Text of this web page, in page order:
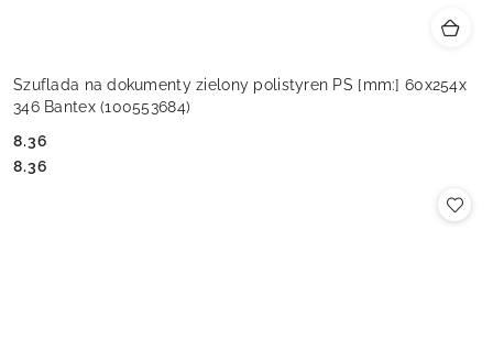
Szuflada na dokumenty zielony polistyren PS [mm:] 60x254x
346 Bantex (100553684)
Cena:
8.36
Cena:
8.36